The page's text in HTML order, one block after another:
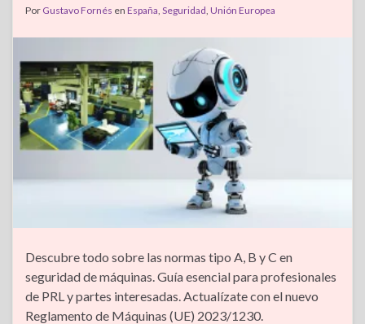
Por Gustavo Fornés en España Seguridad Unión Europea
Descubre todo sobre las normas tipo A, B y C en
seguridad de máquinas. Guía esencial para profesionales
de PRL y partes interesadas. Actualízate con el nuevo
Reglamento de Máquinas (UE) 2023/1230.